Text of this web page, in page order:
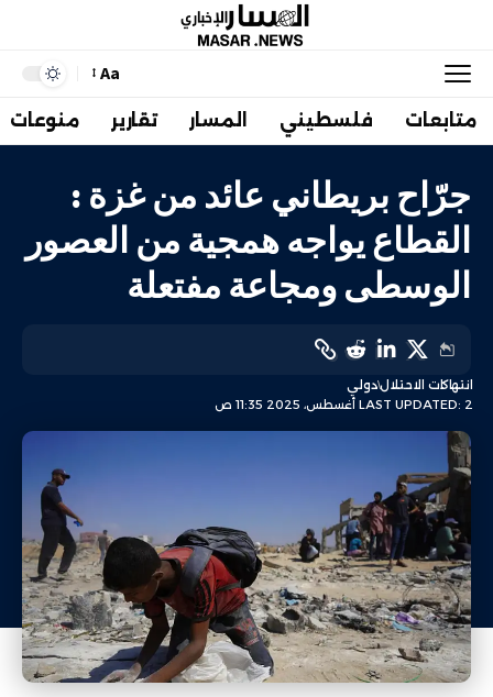
Aa
متابعات فلسطيني المسار تقارير منوعات
جرّاح بريطاني عائد من غزة :
القطاع يواجه همجية من العصور
الوسطى ومجاعة مفتعلة
LAST UPDATED: 2 أغسطس، 2025 11:35 ص
انتهاكات الاحتلالدولي